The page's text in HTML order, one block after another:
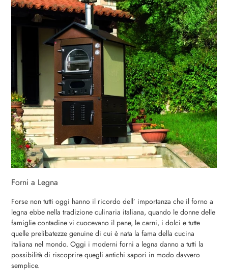
Forni a Legna
Forse non tutti oggi hanno il ricordo dell’ importanza che il forno a
legna ebbe nella tradizione culinaria italiana, quando le donne delle
famiglie contadine vi cuocevano il pane, le carni, i dolci e tutte
quelle prelibatezze genuine di cui è nata la fama della cucina
italiana nel mondo. Oggi i moderni forni a legna danno a tutti la
possibilità di riscoprire quegli antichi sapori in modo davvero
semplice.